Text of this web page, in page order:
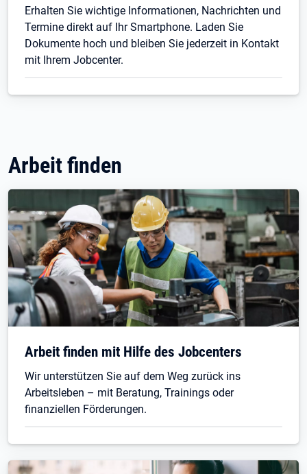
Erhalten Sie wichtige Informationen, Nachrichten und
Termine direkt auf Ihr Smartphone. Laden Sie
Dokumente hoch und bleiben Sie jederzeit in Kontakt
mit Ihrem Jobcenter.
Arbeit finden
Arbeit finden mit Hilfe des Jobcenters
Wir unterstützen Sie auf dem Weg zurück ins
Arbeitsleben – mit Beratung, Trainings oder
finanziellen Förderungen.